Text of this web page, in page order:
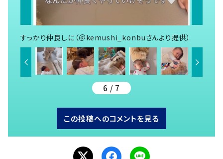
すっかり仲良しに（＠kemushi_konbuさんより提供）
6 / 7
この投稿へのコメントを見る